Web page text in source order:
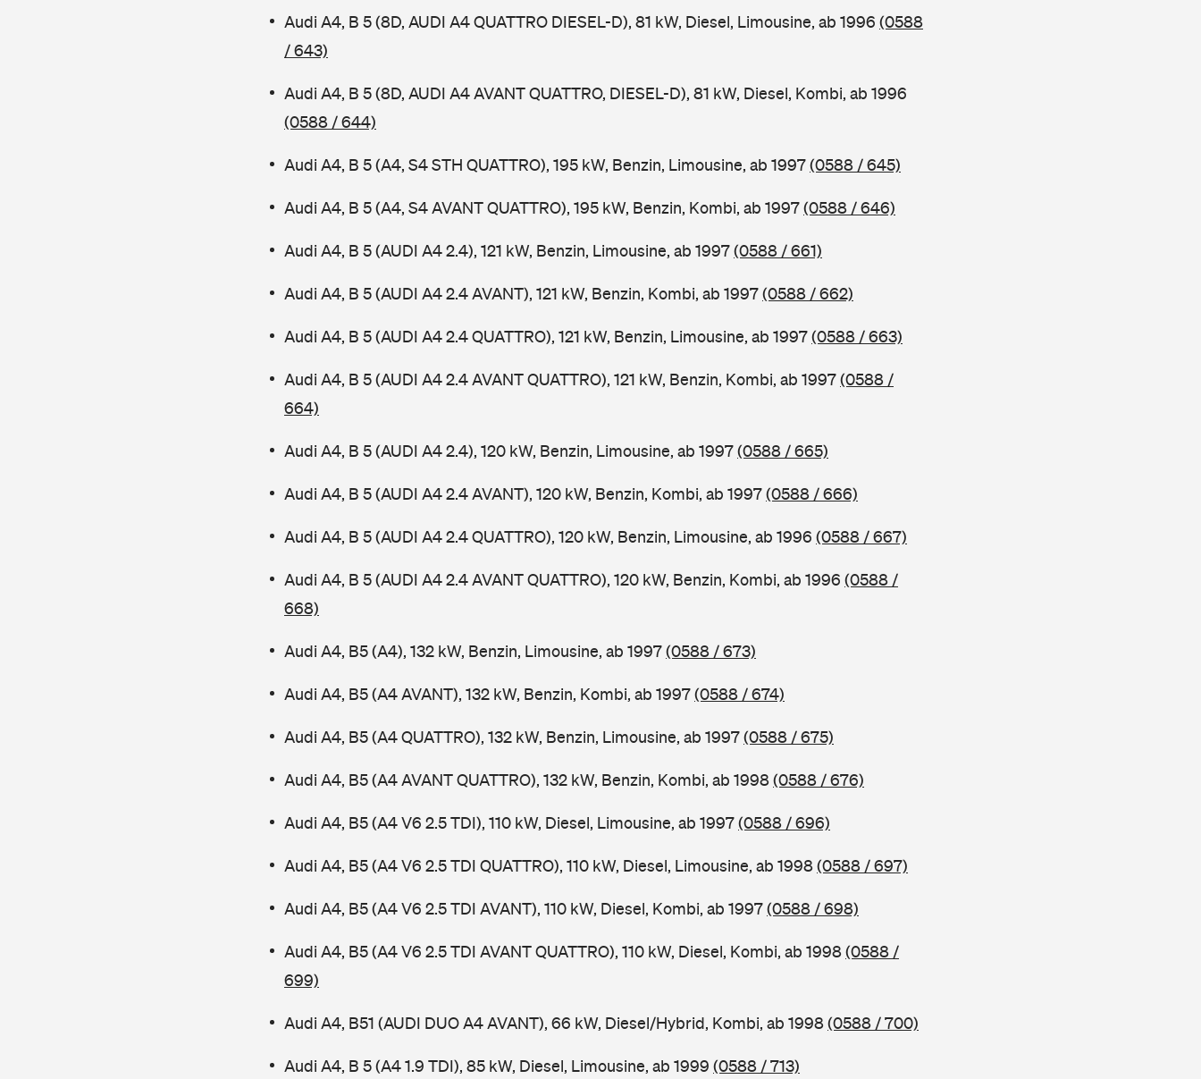
Audi A4, B 5 (8D, AUDI A4 QUATTRO DIESEL-D), 81 kW, Diesel, Limousine, ab 1996 (0588
/ 643)
Audi A4, B 5 (8D, AUDI A4 AVANT QUATTRO, DIESEL-D), 81 kW, Diesel, Kombi, ab 1996
(0588 / 644)
Audi A4, B 5 (A4, S4 STH QUATTRO), 195 kW, Benzin, Limousine, ab 1997(0588 / 645)
Audi A4, B 5 (A4, S4 AVANT QUATTRO), 195 kW, Benzin, Kombi, ab 1997(0588 / 646)
Audi A4, B 5 (AUDI A4 2.4), 121 kW, Benzin, Limousine, ab 1997(0588 / 661)
Audi A4, B 5 (AUDI A4 2.4 AVANT), 121 kW, Benzin, Kombi, ab 1997(0588 / 662)
Audi A4, B 5 (AUDI A4 2.4 QUATTRO), 121 kW, Benzin, Limousine, ab 1997(0588 / 663)
Audi A4, B 5 (AUDI A4 2.4 AVANT QUATTRO), 121 kW, Benzin, Kombi, ab 1997(0588 /
664)
Audi A4, B 5 (AUDI A4 2.4), 120 kW, Benzin, Limousine, ab 1997(0588 / 665)
Audi A4, B 5 (AUDI A4 2.4 AVANT), 120 kW, Benzin, Kombi, ab 1997(0588 / 666)
Audi A4, B 5 (AUDI A4 2.4 QUATTRO), 120 kW, Benzin, Limousine, ab 1996 (0588 / 667)
Audi A4, B 5 (AUDI A4 2.4 AVANT QUATTRO), 120 kW, Benzin, Kombi, ab 1996 (0588 /
668)
Audi A4, B5 (A4), 132 kW, Benzin, Limousine, ab 1997(0588 / 673)
Audi A4, B5 (A4 AVANT), 132 kW, Benzin, Kombi, ab 1997(0588 / 674)
Audi A4, B5 (A4 QUATTRO), 132 kW, Benzin, Limousine, ab 1997(0588 / 675)
Audi A4, B5 (A4 AVANT QUATTRO), 132 kW, Benzin, Kombi, ab 1998(0588 / 676)
Audi A4, B5 (A4 V6 2.5 TDI), 110 kW, Diesel, Limousine, ab 1997(0588 / 696)
Audi A4, B5 (A4 V6 2.5 TDI QUATTRO), 110 kW, Diesel, Limousine, ab 1998(0588 / 697)
Audi A4, B5 (A4 V6 2.5 TDI AVANT), 110 kW, Diesel, Kombi, ab 1997(0588 / 698)
Audi A4, B5 (A4 V6 2.5 TDI AVANT QUATTRO), 110 kW, Diesel, Kombi, ab 1998(0588 /
699)
Audi A4, B51 (AUDI DUO A4 AVANT), 66 kW, Diesel/Hybrid, Kombi, ab 1998(0588 / 700)
Audi A4, B 5 (A4 1.9 TDI), 85 kW, Diesel, Limousine, ab 1999 (0588 / 713)